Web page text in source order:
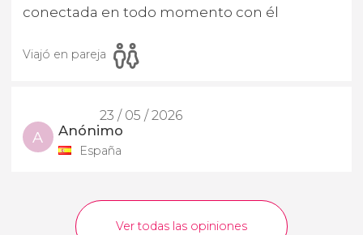
conectada en todo momento con él
Viajó en pareja
23 / 05 / 2026
A Anónimo
España
Ver todas las opiniones